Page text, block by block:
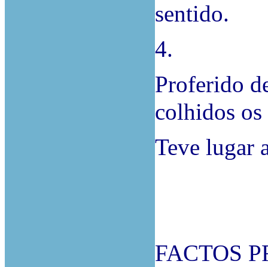
sentido.
4.
Proferido
colhidos
Teve lugar
FACTOS